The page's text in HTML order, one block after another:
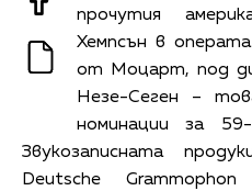
прочутия
Хемпсън в
от Моцарт, под
Незе-Сеген –
номинации за 59-
Звукозаписната
Deutsche